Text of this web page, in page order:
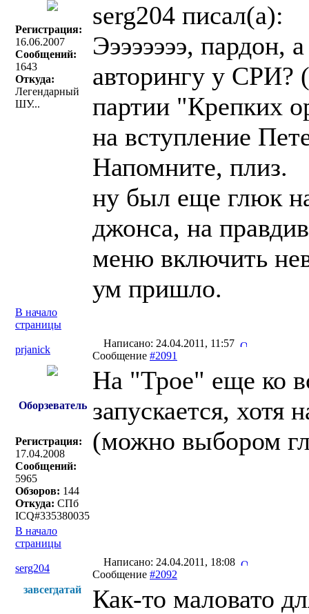
Регистрация:
16.06.2007
Сообщений:
1643
Откуда:
Легендарный
ШУ...
serg204 писал(a):
Ээээээээ, пардон,
авторингу у СРИ?
партии "Крепких
на вступление
Напомните, плиз.
ну был еще глюк
джонса, на
меню включить
ум пришло.
В начало
страницы
prjanick
Написано: 24.04.2011, 11:57
Сообщение #2091
Оборзеватель
Регистрация:
17.04.2008
Сообщений:
5965
Обзоров: 144
Откуда: СПб
ICQ#335380035
На "Трое" еще ко
запускается, хотя
(можно выбором
В начало
страницы
serg204
Написано: 24.04.2011, 18:08
Сообщение #2092
завсегдатай
Как-то маловато